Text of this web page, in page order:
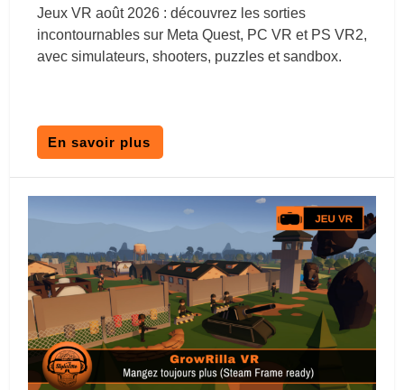
Jeux VR août 2026 : découvrez les sorties
incontournables sur Meta Quest, PC VR et PS VR2,
avec simulateurs, shooters, puzzles et sandbox.
En savoir plus